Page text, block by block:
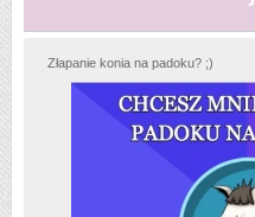
Złapanie konia na padoku? ;)